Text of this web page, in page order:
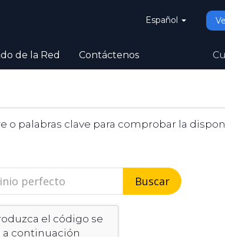
Español
de la Red Contáctenos
palabras clave para comprobar la
Buscar
el código se
a continuación